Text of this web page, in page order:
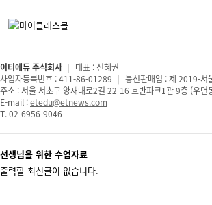
이티에듀 주식회사 | 대표 : 신혜권
사업자등록번호 : 411-86-01289 | 통신판매업 : 제 2019-서
주소 : 서울 서초구 양재대로2길 22-16 호반파크1관 9층 (우면
E-mail :etedu@etnews.com
T. 02-6956-9046
선생님을 위한 수업자료
출력할 최신글이 없습니다.